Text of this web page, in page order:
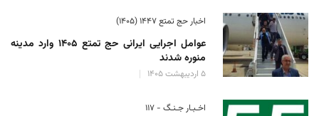
اخبار حج تمتع ۱۴۴۷ (۱۴۰۵)
عوامل اجرایی ایرانی حج تمتع ۱۴۰۵ وارد مدینه
منوره ‌شدند
۵ اردیبهشت ۱۴۰۵
اخـبـار جـنـگ - ۱۱۷